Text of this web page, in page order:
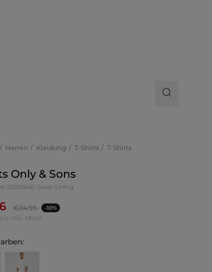
Herren Kleidung T-Shirts T-Shirts
Only & Sons
22031940-Silver-Lining
€24.95 -10%
inkl. MwSt